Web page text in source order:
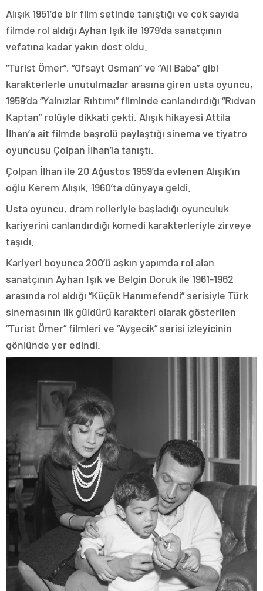
Alışık 1951’de bir film setinde tanıştığı ve çok sayıda
filmde rol aldığı Ayhan Işık ile 1979’da sanatçının
vefatına kadar yakın dost oldu.
“Turist Ömer”, “Ofsayt Osman” ve “Ali Baba” gibi
karakterlerle unutulmazlar arasına giren usta oyuncu,
1959’da “Yalnızlar Rıhtımı” filminde canlandırdığı “Rıdvan
Kaptan” rolüyle dikkati çekti. Alışık hikayesi Attila
İlhan’a ait filmde başrolü paylaştığı sinema ve tiyatro
oyuncusu Çolpan İlhan’la tanıştı.
Çolpan İlhan ile 20 Ağustos 1959’da evlenen Alışık’ın
oğlu Kerem Alışık, 1960’ta dünyaya geldi.
Usta oyuncu, dram rolleriyle başladığı oyunculuk
kariyerini canlandırdığı komedi karakterleriyle zirveye
taşıdı.
Kariyeri boyunca 200’ü aşkın yapımda rol alan
sanatçının Ayhan Işık ve Belgin Doruk ile 1961-1962
arasında rol aldığı “Küçük Hanımefendi” serisiyle Türk
sinemasının ilk güldürü karakteri olarak gösterilen
“Turist Ömer” filmleri ve “Ayşecik” serisi izleyicinin
gönlünde yer edindi.